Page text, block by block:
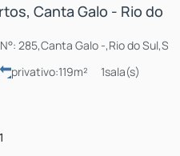
Canta Galo - Rio do
N°: 285,Canta Galo ,Rio do Sul,
privativo:119m² 1sala(s)
1